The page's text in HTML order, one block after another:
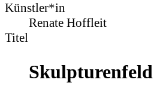
Künstler*in
Renate Hoffleit
Titel
Skulpturenfeld